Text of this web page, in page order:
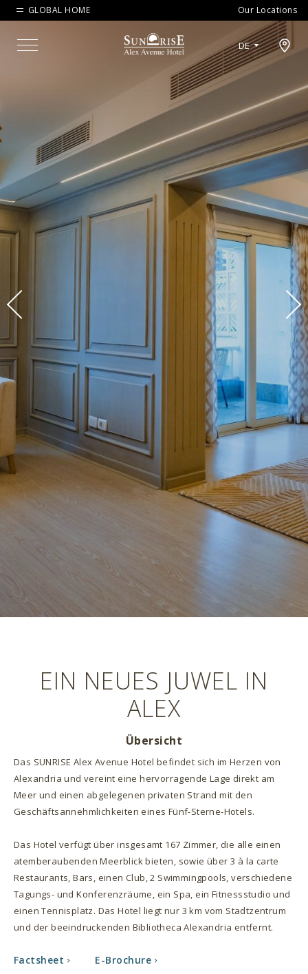
GLOBAL HOME Our Locations
Menu
DE
Open map modal
EIN NEUES JUWEL IN
ALEX
Übersicht
Das SUNRISE Alex Avenue Hotel befindet sich im Herzen von
Alexandria und vereint eine hervorragende Lage direkt am
Meer und einen abgelegenen privaten Strand mit den
Geschäftsannehmlichkeiten eines Fünf-Sterne-Hotels.
Das Hotel verfügt über insgesamt 167 Zimmer, die alle einen
atemberaubenden Meerblick bieten, sowie über 3 à la carte
Restaurants, Bars, einen Club, 2 Swimmingpools, verschiedene
Tagungs- und Konferenzräume, ein Spa, ein Fitnessstudio und
einen Tennisplatz. Das Hotel liegt nur 3 km vom Stadtzentrum
und der beeindruckenden Bibliotheca Alexandria entfernt.
Factsheet
Factsheet Factsheet
E-Brochure